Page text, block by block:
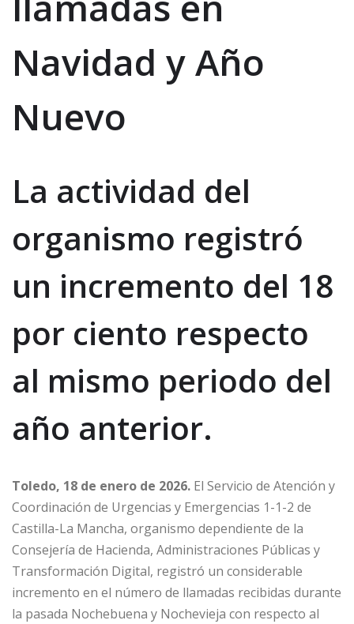
Navidad y Año
Nuevo
La actividad del
organismo registró
un incremento del 18
por ciento respecto
al mismo periodo del
año anterior.
Toledo, 18 de enero de 2026. El Servicio de Atención y
Coordinación de Urgencias y Emergencias 1-1-2 de
Castilla-La Mancha, organismo dependiente de la
Consejería de Hacienda, Administraciones Públicas y
Transformación Digital, registró un considerable
incremento en el número de llamadas recibidas durante
la pasada Nochebuena y Nochevieja con respecto al